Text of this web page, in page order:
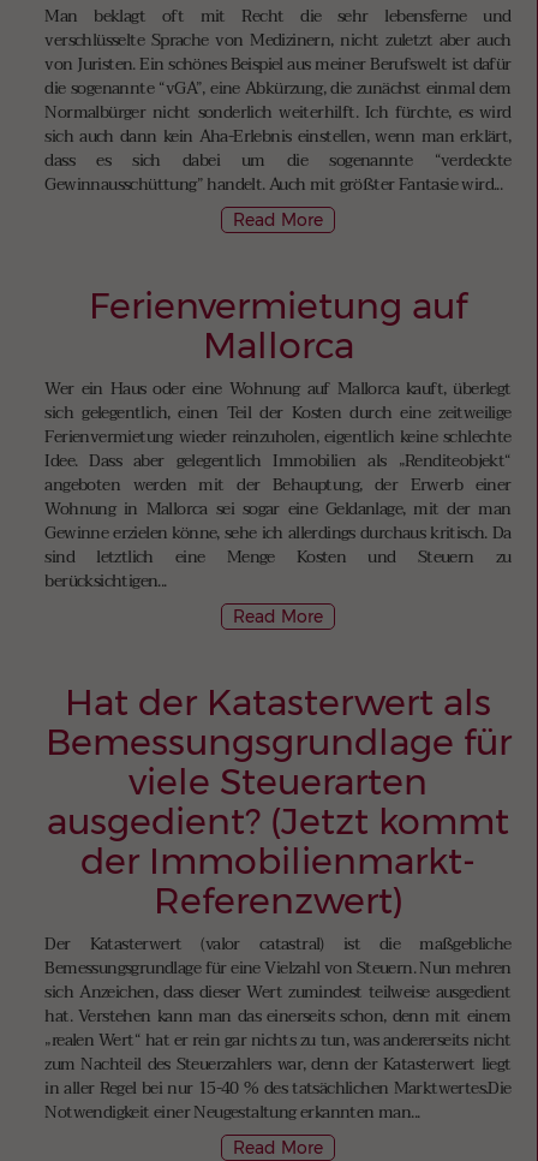
Man beklagt oft mit Recht die sehr lebensferne und
verschlüsselte Sprache von Medizinern, nicht zuletzt aber auch
von Juristen. Ein schönes Beispiel aus meiner Berufswelt ist dafür
die sogenannte “vGA”, eine Abkürzung, die zunächst einmal dem
Normalbürger nicht sonderlich weiterhilft. Ich fürchte, es wird
sich auch dann kein Aha-Erlebnis einstellen, wenn man erklärt,
dass es sich dabei um die sogenannte “verdeckte
Gewinnausschüttung” handelt. Auch mit größter Fantasie wird...
Read More
Ferienvermietung auf
Mallorca
Wer ein Haus oder eine Wohnung auf Mallorca kauft, überlegt
sich gelegentlich, einen Teil der Kosten durch eine zeitweilige
Ferienvermietung wieder reinzuholen, eigentlich keine schlechte
Idee. Dass aber gelegentlich Immobilien als „Renditeobjekt“
angeboten werden mit der Behauptung, der Erwerb einer
Wohnung in Mallorca sei sogar eine Geldanlage, mit der man
Gewinne erzielen könne, sehe ich allerdings durchaus kritisch. Da
sind letztlich eine Menge Kosten und Steuern zu
berücksichtigen...
Read More
Hat der Katasterwert als
Bemessungsgrundlage für
viele Steuerarten
ausgedient? (Jetzt kommt
der Immobilienmarkt-
Referenzwert)
Der Katasterwert (valor catastral) ist die maßgebliche
Bemessungsgrundlage für eine Vielzahl von Steuern. Nun mehren
sich Anzeichen, dass dieser Wert zumindest teilweise ausgedient
hat. Verstehen kann man das einerseits schon, denn mit einem
„realen Wert“ hat er rein gar nichts zu tun, was andererseits nicht
zum Nachteil des Steuerzahlers war, denn der Katasterwert liegt
in aller Regel bei nur 15-40 % des tatsächlichen Marktwertes.Die
Notwendigkeit einer Neugestaltung erkannten man...
Read More